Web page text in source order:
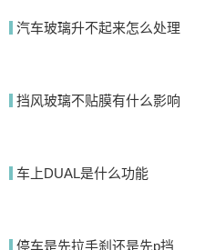
汽车玻璃升不起来怎么处理
挡风玻璃不贴膜有什么影响
车上DUAL是什么功能
停车是先拉手刹还是先p挡